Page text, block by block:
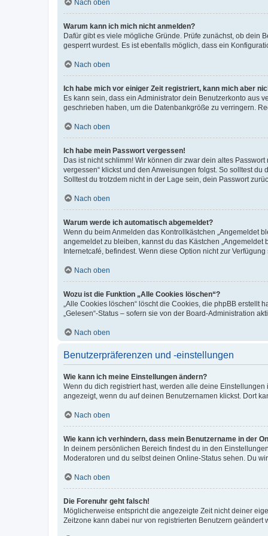
Nach oben
Warum kann ich mich nicht anmelden?
Dafür gibt es viele mögliche Gründe. Prüfe zunächst, ob dein
gesperrt wurdest. Es ist ebenfalls möglich, dass ein
Nach oben
Ich habe mich vor einiger Zeit registriert, kann mich aber
Es kann sein, dass ein Administrator dein Benutzerkonto aus
geschrieben haben, um die Datenbankgröße zu verringern.
Nach oben
Ich habe mein Passwort vergessen!
Das ist nicht schlimm! Wir können dir zwar dein altes
vergessen“ klickst und den Anweisungen folgst. So solltest
Solltest du trotzdem nicht in der Lage sein, dein Passwort
Nach oben
Warum werde ich automatisch abgemeldet?
Wenn du beim Anmelden das Kontrollkästchen „Angemeldet
angemeldet zu bleiben, kannst du das Kästchen
Internetcafé, befindest. Wenn diese Option nicht zur
Nach oben
Wozu ist die Funktion „Alle Cookies löschen“?
„Alle Cookies löschen“ löscht die Cookies, die phpBB
„Gelesen“-Status – sofern sie von der Board-Administration
Nach oben
Benutzerpräferenzen und -einstellungen
Wie kann ich meine Einstellungen ändern?
Wenn du dich registriert hast, werden alle deine
angezeigt, wenn du auf deinen Benutzernamen klickst. Dort
Nach oben
Wie kann ich verhindern, dass mein Benutzername in der
In deinem persönlichen Bereich findest du in den
Moderatoren und du selbst deinen Online-Status sehen. Du
Nach oben
Die Forenuhr geht falsch!
Möglicherweise entspricht die angezeigte Zeit nicht deiner
Zeitzone kann dabei nur von registrierten Benutzern geändert